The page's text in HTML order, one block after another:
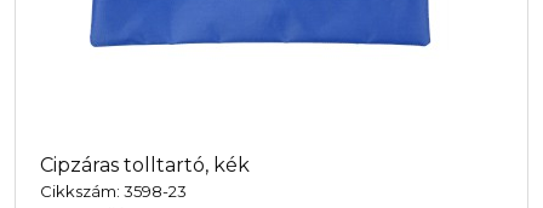
Cipzáras tolltartó, kék
Cikkszám: 3598-23